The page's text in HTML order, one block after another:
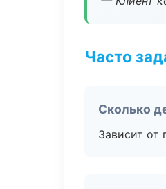
Часто
Сколько
Зависит